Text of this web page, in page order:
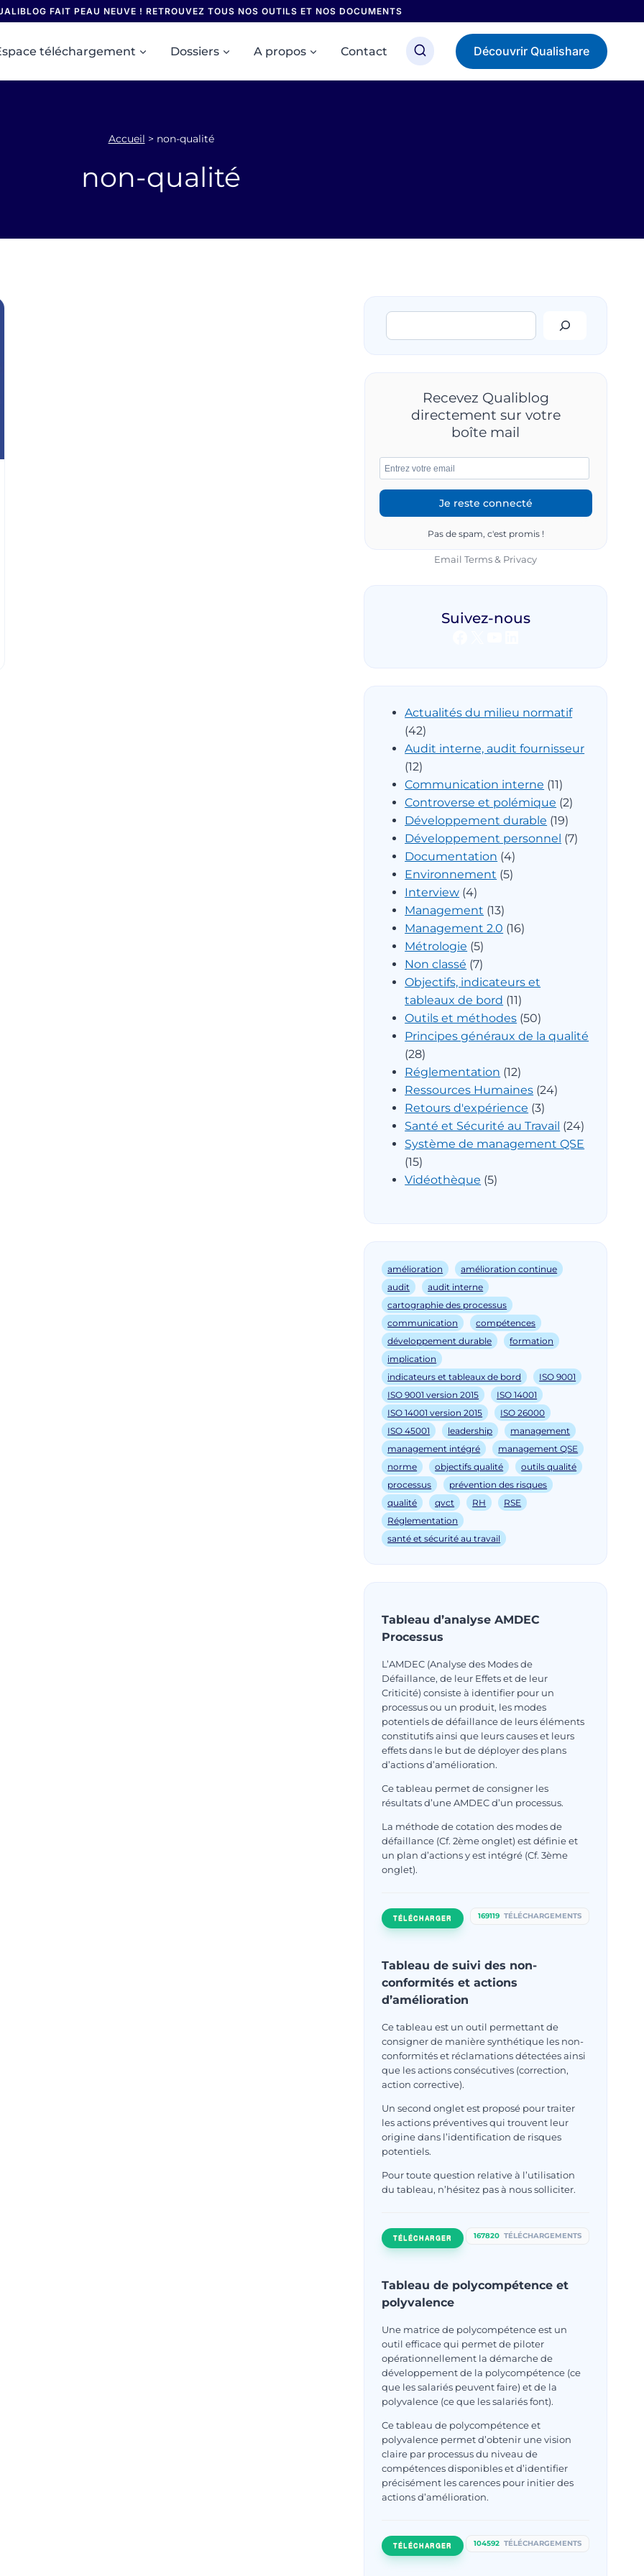
FAIT PEAU NEUVE ! RETROUVEZ TOUS NOS OUTILS ET NOS DOCUMENTS
téléchargement Dossiers A propos Contact Découvrir Qualishare
Accueil > non-qualité
non-qualité
Rechercher
Recevez Qualiblog
directement sur votre
boîte mail
Pas de spam, c'est promis !
EmailTerms & Privacy
Suivez-nous
Actualités du milieu normatif
(42)
Audit interne, audit fournisseur
(12)
Communication interne (11)
Controverse et polémique (2)
Développement durable (19)
Développement personnel (7)
Documentation (4)
Environnement (5)
Interview (4)
Management (13)
Management 2.0 (16)
Métrologie (5)
Non classé (7)
Objectifs, indicateurs et
tableaux de bord (11)
Outils et méthodes (50)
Principes généraux de la qualité
(28)
Réglementation (12)
Ressources Humaines (24)
Retours d'expérience (3)
Santé et Sécurité au Travail (24)
Système de management QSE
(15)
Vidéothèque (5)
amélioration
amélioration continue
audit
audit interne
cartographie des processus
communication
compétences
développement durable
formation
implication
indicateurs et tableaux de bord
ISO 9001
ISO 9001 version 2015
ISO 14001
ISO 14001 version 2015
ISO 26000
ISO 45001
leadership
management
management intégré
management QSE
norme
objectifs qualité
outils qualité
processus
prévention des risques
qualité
qvct RH
RSE
Réglementation
santé et sécurité au travail
Tableau d’analyse AMDEC
Processus
L’AMDEC (Analyse des Modes de
Défaillance, de leur Effets et de leur
Criticité) consiste à identifier pour un
processus ou un produit, les modes
potentiels de défaillance de leurs éléments
constitutifs ainsi que leurs causes et leurs
effets dans le but de déployer des plans
d’actions d’amélioration.
Ce tableau permet de consigner les
résultats d’une AMDEC d’un processus.
La méthode de cotation des modes de
défaillance (Cf. 2ème onglet) est définie et
un plan d’actions y est intégré (Cf. 3ème
onglet).
TÉLÉCHARGER 169119 TÉLÉCHARGEMENTS
Tableau de suivi des non-
conformités et actions
d’amélioration
Ce tableau est un outil permettant de
consigner de manière synthétique les non-
conformités et réclamations détectées ainsi
que les actions consécutives (correction,
action corrective).
Un second onglet est proposé pour traiter
les actions préventives qui trouvent leur
origine dans l’identification de risques
potentiels.
Pour toute question relative à l’utilisation
du tableau, n’hésitez pas à nous solliciter.
TÉLÉCHARGER 167820 TÉLÉCHARGEMENTS
Tableau de polycompétence et
polyvalence
Une matrice de polycompétence est un
outil efficace qui permet de piloter
opérationnellement la démarche de
développement de la polycompétence (ce
que les salariés peuvent faire) et de la
polyvalence (ce que les salariés font).
Ce tableau de polycompétence et
polyvalence permet d’obtenir une vision
claire par processus du niveau de
compétences disponibles et d’identifier
précisément les carences pour initier des
actions d’amélioration.
TÉLÉCHARGER 104592 TÉLÉCHARGEMENTS